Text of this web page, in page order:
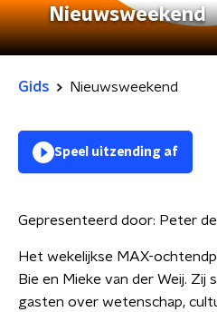
Nieuwsweekend
Gids Nieuwsweekend
Speel uitzending af
Gepresenteerd door: Peter
Het wekelijkse MAX-
Bie en Mieke van der Weij. Zij
gasten over wetenschap,